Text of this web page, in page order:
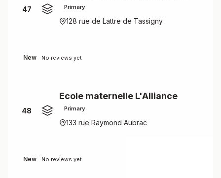
47 Primary
128 rue de Lattre de Tassigny
New No reviews yet
48
Ecole maternelle L'Alliance
Primary
133 rue Raymond Aubrac
New No reviews yet